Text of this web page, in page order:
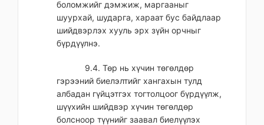
боломжийг дэмжиж, маргааныг
шуурхай, шударга, хараат бус байдлаар
шийдвэрлэх хууль эрх зүйн орчныг
бүрдүүлнэ.
9.4. Төр нь хүчин төгөлдөр
гэрээний биелэлтийг хангахын тулд
албадан гүйцэтгэх тогтолцоог бүрдүүлж,
шүүхийн шийдвэр хүчин төгөлдөр
болсноор түүнийг заавал биелүүлэх